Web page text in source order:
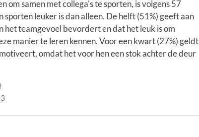
om samen met collega's te sporten, is volgens 57
sporten leuker is dan alleen. De helft (51%) geeft aan
het teamgevoel bevordert en dat het leuk is om
manier te leren kennen. Voor een kwart (27%) geldt
omdat het voor hen een stok achter de deur